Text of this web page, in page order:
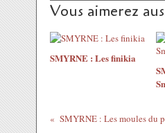
Vous aimerez
SMYRNE : Les finikia
SMYRNE : Les moules du